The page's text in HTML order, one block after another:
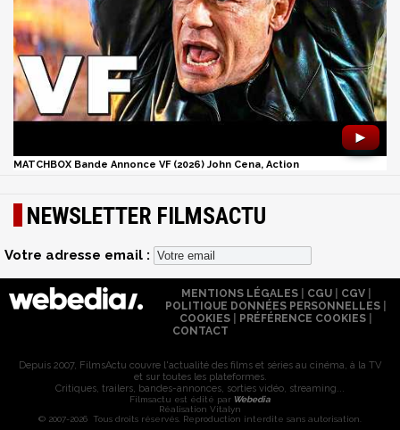
►
MATCHBOX Bande Annonce VF (2026) John Cena, Action
NEWSLETTER FILMSACTU
Votre adresse email :
MENTIONS LÉGALES| CGU| CGV|
POLITIQUE DONNÉES PERSONNELLES
COOKIES
PRÉFÉRENCE COOKIES
CONTACT
Depuis 2007, FilmsActu couvre l'actualité des films et séries au cinéma, à la TV
et sur toutes les plateformes.
Critiques, trailers, bandes-annonces, sorties vidéo, streaming...
Filmsactu est édité par Webedia
Réalisation Vitalyn
© 2007-2026 Tous droits réservés. Reproduction interdite sans autorisation.